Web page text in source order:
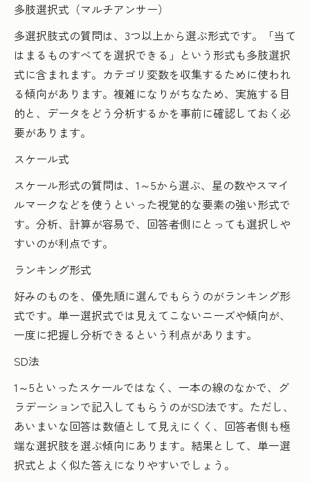
多肢選択式（マルチアンサー）
多選択肢式の質問は、3つ以上から選ぶ形式です。「当て
はまるものすべてを選択できる」という形式も多肢選択
式に含まれます。カテゴリ変数を収集するために使われ
る傾向があります。複雑になりがちなため、実施する目
的と、データをどう分析するかを事前に確認しておく必
要があります。
スケール式
スケール形式の質問は、1～5から選ぶ、星の数やスマイ
ルマークなどを使うといった視覚的な要素の強い形式で
す。分析、計算が容易で、回答者側にとっても選択しや
すいのが利点です。
ランキング形式
好みのものを、優先順に選んでもらうのがランキング形
式です。単一選択式では見えてこないニーズや傾向が、
一度に把握し分析できるという利点があります。
SD法
1～5といったスケールではなく、一本の線のなかで、グ
ラデーションで記入してもらうのがSD法です。ただし、
あいまいな回答は数値として見えにくく、回答者側も極
端な選択肢を選ぶ傾向にあります。結果として、単一選
択式とよく似た答えになりやすいでしょう。